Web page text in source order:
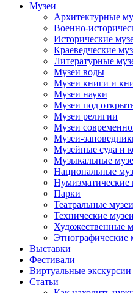
Музеи
Архитектурные
Военно-
Исторические
Краеведческие
Литературные
Музеи воды
Музеи книги и
Музеи науки
Музеи под
Музеи религии
Музеи
Музеи-
Музейные суда и
Музыкальные
Национальные
Нумизматические
Парки
Театральные музеи
Технические музеи
Художественные
Этнографические
Выставки
Фестивали
Виртуальные экскурсии
Статьи